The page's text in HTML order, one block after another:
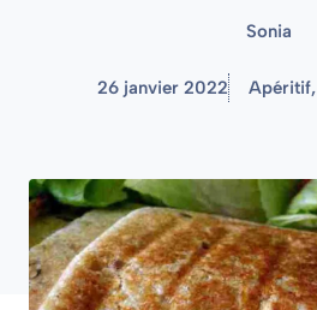
Sonia
26 janvier 2022 Apéritif,